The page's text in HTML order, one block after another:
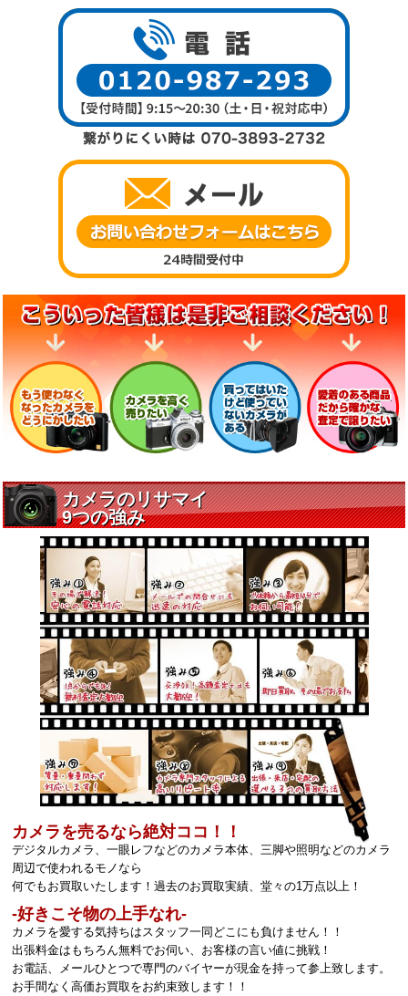
カメラを売るなら絶対ココ！！
デジタルカメラ、一眼レフなどのカメラ本体、三脚や照明などのカメラ
周辺で使われるモノなら
何でもお買取いたします！過去のお買取実績、堂々の1万点以上！
‐好きこそ物の上手なれ‐
カメラを愛する気持ちはスタッフ一同どこにも負けません！！
出張料金はもちろん無料でお伺い、お客様の言い値に挑戦！
お電話、メールひとつで専門のバイヤーが現金を持って参上致します。
お手間なく高価お買取をお約束致します！！